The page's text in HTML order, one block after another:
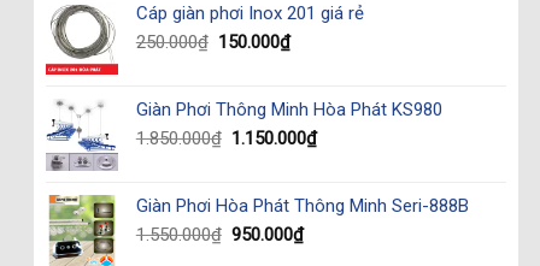
2.990.000₫. 2.350.000₫.
Cáp giàn phơi Inox 201 giá rẻ
250.000₫ Original
250.000₫.
150.000₫Current
150.000₫.
Giàn Phơi Thông Minh Hòa Phát KS980
1.850.000₫ Original
1.850.000₫.
1.150.000₫Current
1.150.000₫.
Giàn Phơi Hòa Phát Thông Minh Seri-888B
1.550.000₫ Original
950.000₫Current